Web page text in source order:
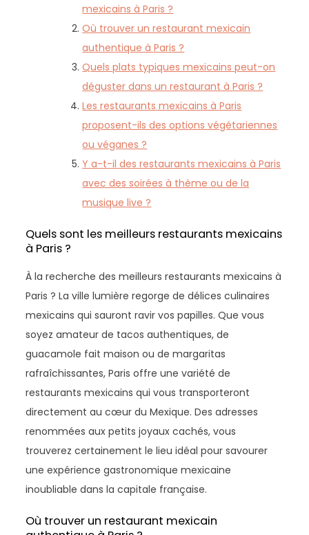
mexicains à Paris ?
Où trouver un restaurant mexicain
authentique à Paris ?
Quels plats typiques mexicains peut-on
déguster dans un restaurant à Paris ?
Les restaurants mexicains à Paris
proposent-ils des options végétariennes
ou véganes ?
Y a-t-il des restaurants mexicains à Paris
avec des soirées à thème ou de la
musique live ?
Quels sont les meilleurs restaurants mexicains
à Paris ?
À la recherche des meilleurs restaurants mexicains à
Paris ? La ville lumière regorge de délices culinaires
mexicains qui sauront ravir vos papilles. Que vous
soyez amateur de tacos authentiques, de
guacamole fait maison ou de margaritas
rafraîchissantes, Paris offre une variété de
restaurants mexicains qui vous transporteront
directement au cœur du Mexique. Des adresses
renommées aux petits joyaux cachés, vous
trouverez certainement le lieu idéal pour savourer
une expérience gastronomique mexicaine
inoubliable dans la capitale française.
Où trouver un restaurant mexicain